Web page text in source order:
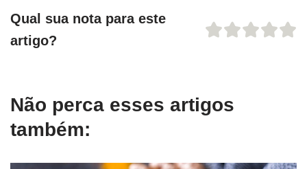
Qual sua nota para este
artigo?
Não perca esses artigos
também: